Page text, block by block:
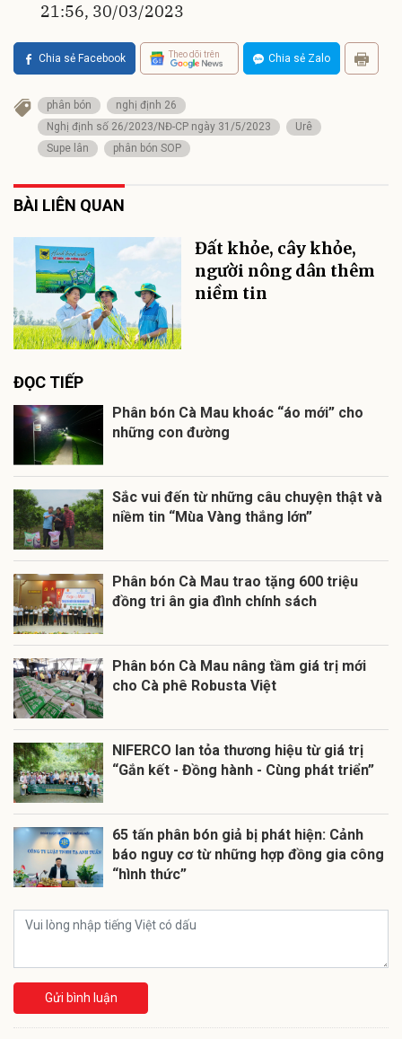
21:56, 30/03/2023
Chia sẻ Facebook Theo dõi trên Chia sẻ Zalo
phân bón
nghị định 26
Nghị định số 26/2023/NĐ-CP ngày 31/5/2023
Urê
Supe lân
phân bón SOP
BÀI LIÊN QUAN
Đất khỏe, cây khỏe,
người nông dân thêm
niềm tin
ĐỌC TIẾP
Phân bón Cà Mau khoác “áo mới” cho
những con đường
Sắc vui đến từ những câu chuyện thật và
niềm tin “Mùa Vàng thắng lớn”
Phân bón Cà Mau trao tặng 600 triệu
đồng tri ân gia đình chính sách
Phân bón Cà Mau nâng tầm giá trị mới
cho Cà phê Robusta Việt
NIFERCO lan tỏa thương hiệu từ giá trị
“Gắn kết - Đồng hành - Cùng phát triển”
65 tấn phân bón giả bị phát hiện: Cảnh
báo nguy cơ từ những hợp đồng gia công
“hình thức”
Gửi bình luận